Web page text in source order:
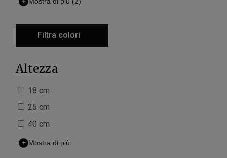
Filtra colori
Altezza
18 cm
25 cm
40 cm
+ Mostra di più